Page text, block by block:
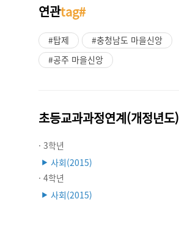
연관tag#
#탑제
#충청남도 마을신앙
#공주 마을신앙
초등교과과정연계(개정년도)
· 3학년
▶ 사회(2015)
· 4학년
▶ 사회(2015)